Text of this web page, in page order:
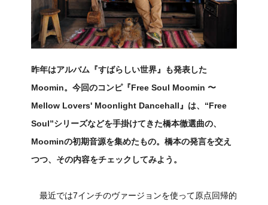
昨年はアルバム『すばらしい世界』も発表した
Moomin。今回のコンピ『Free Soul Moomin 〜
Mellow Lovers' Moonlight Dancehall』は、“Free
Soul”シリーズなどを手掛けてきた橋本徹選曲の、
Moominの初期音源を集めたもの。橋本の発言を交え
つつ、その内容をチェックしてみよう。
最近では7インチのヴァージョンを使って原点回帰的